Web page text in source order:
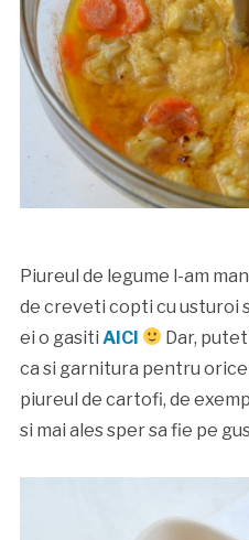
Piureul de legume l-am
de creveti copti cu usturoi
ei o gasiti AICI
Dar,
ca si garnitura pentru orice
piureul de cartofi, de
si mai ales sper sa fie pe